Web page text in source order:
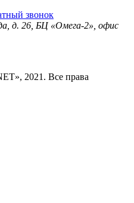
звонок
д. 26, БЦ «Омега-2», офис
2021. Все права